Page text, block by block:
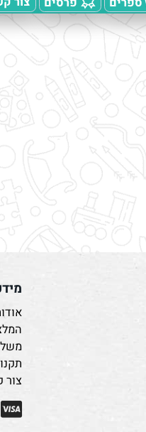
פרסים צור קשר
מידע
אודות
המלצות
תקנון
צור קשר